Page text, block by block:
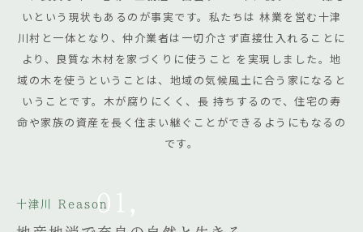
いという現状もあるのが事実です。私たちは 林業を営む十津
川村と一体となり、仲介業者は一切介さず直接仕入れることに
より、良質な木材を家づくりに使うこと を実現しました。地
域の木を使うということは、地域の気候風土に合う家になると
いうことです。木が腐りにくく、長 持ちするので、住宅の寿
命や家族の資産を長く住まい継ぐことができるようにもなるの
です。
十津川 Reason01,